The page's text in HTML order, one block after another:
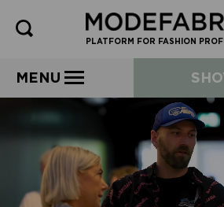
PLATFORM FOR FASHION
MENU